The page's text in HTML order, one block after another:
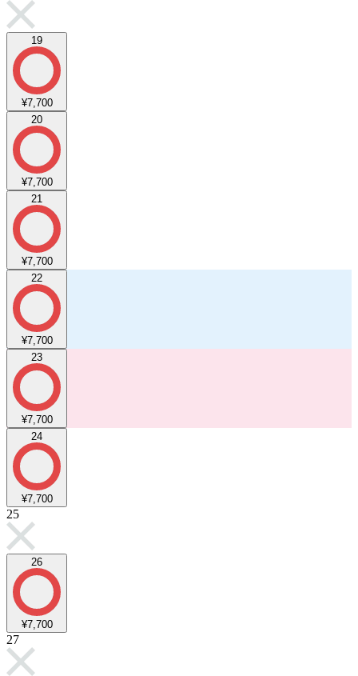
19
¥7,700
20
¥7,700
21
¥7,700
22
¥7,700
23
¥7,700
24
¥7,700
25
26
¥7,700
27